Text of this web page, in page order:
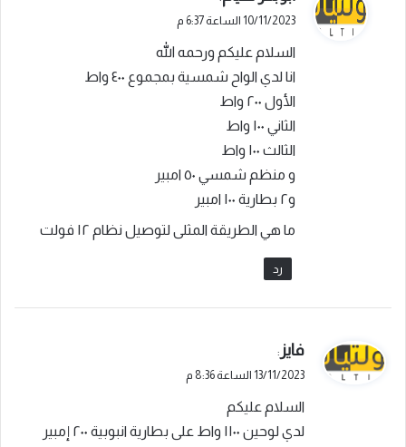
ق
ل
10/11/2023 الساعة 6:37 م
السلام عليكم ورحمه الله
انا لدي الواح شمسية بمجموع ٤٠٠ واط
الأول ٢٠٠ واط
الثاني ١٠٠ واط
الثالث ١٠٠ واط
و منظم شمسي ٥٠ امبير
و٢ بطارية ١٠٠ امبير
ما هي الطريقة المثلى لتوصيل نظام ١٢ فولت
رد
ي
ق
ل
فايز :
13/11/2023 الساعة 8:36 م
السلام عليكم
لدي لوحين ١١٠٠ واط على بطارية انبوبية ٢٠٠ إمبير